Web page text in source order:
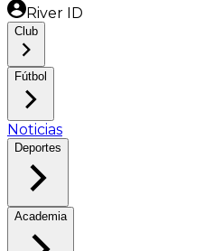
River ID
Club
Fútbol
Noticias
Deportes
Academia